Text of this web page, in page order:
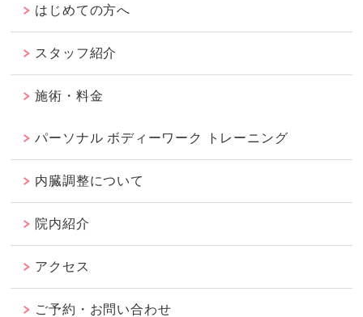
はじめての方へ
スタッフ紹介
施術・料金
パーソナル ボディーワーク トレーニング
内臓調整について
院内紹介
アクセス
ご予約・お問い合わせ